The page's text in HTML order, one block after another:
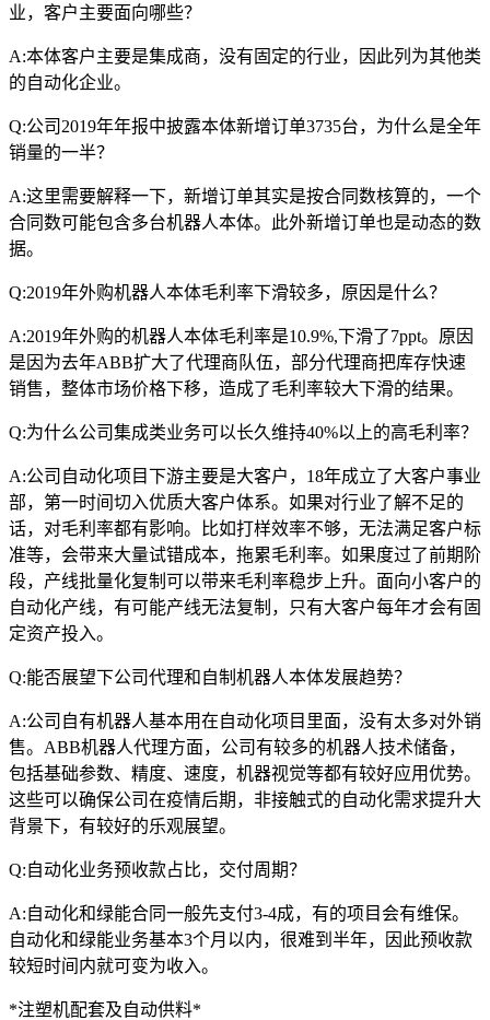
业，客户主要面向哪些？
A:本体客户主要是集成商，没有固定的行业，因此列为其他类
的自动化企业。
Q:公司2019年年报中披露本体新增订单3735台，为什么是全年
销量的一半？
A:这里需要解释一下，新增订单其实是按合同数核算的，一个
合同数可能包含多台机器人本体。此外新增订单也是动态的数
据。
Q:2019年外购机器人本体毛利率下滑较多，原因是什么？
A:2019年外购的机器人本体毛利率是10.9%,下滑了7ppt。原因
是因为去年ABB扩大了代理商队伍，部分代理商把库存快速
销售，整体市场价格下移，造成了毛利率较大下滑的结果。
Q:为什么公司集成类业务可以长久维持40%以上的高毛利率？
A:公司自动化项目下游主要是大客户，18年成立了大客户事业
部，第一时间切入优质大客户体系。如果对行业了解不足的
话，对毛利率都有影响。比如打样效率不够，无法满足客户标
准等，会带来大量试错成本，拖累毛利率。如果度过了前期阶
段，产线批量化复制可以带来毛利率稳步上升。面向小客户的
自动化产线，有可能产线无法复制，只有大客户每年才会有固
定资产投入。
Q:能否展望下公司代理和自制机器人本体发展趋势？
A:公司自有机器人基本用在自动化项目里面，没有太多对外销
售。ABB机器人代理方面，公司有较多的机器人技术储备，
包括基础参数、精度、速度，机器视觉等都有较好应用优势。
这些可以确保公司在疫情后期，非接触式的自动化需求提升大
背景下，有较好的乐观展望。
Q:自动化业务预收款占比，交付周期？
A:自动化和绿能合同一般先支付3-4成，有的项目会有维保。
自动化和绿能业务基本3个月以内，很难到半年，因此预收款
较短时间内就可变为收入。
*注塑机配套及自动供料*